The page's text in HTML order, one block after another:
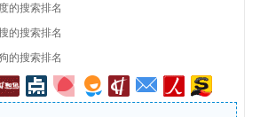
的搜索排名
的搜索排名
的搜索排名